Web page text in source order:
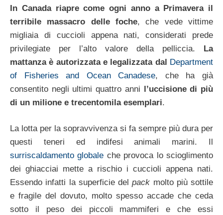
In Canada riapre come ogni anno a Primavera il
terribile massacro delle foche, che vede vittime
migliaia di cuccioli appena nati, considerati prede
privilegiate per l’alto valore della pelliccia. La
mattanza è autorizzata e legalizzata dal Department
of Fisheries and Ocean Canadese, che ha già
consentito negli ultimi quattro anni l’uccisione di più
di un milione e trecentomila esemplari.
La lotta per la sopravvivenza si fa sempre più dura per
questi teneri ed indifesi animali marini. Il
surriscaldamento globale che provoca lo scioglimento
dei ghiacciai mette a rischio i cuccioli appena nati.
Essendo infatti la superficie delpack molto più sottile
e fragile del dovuto, molto spesso accade che ceda
sotto il peso dei piccoli mammiferi e che essi